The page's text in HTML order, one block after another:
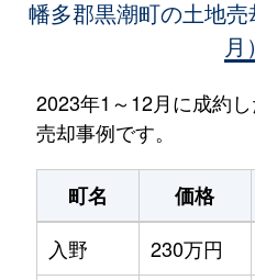
幡多郡黒潮町の土地
月）
2023年1～12月に成約
売却事例です。
町名 価格
入野
230万円